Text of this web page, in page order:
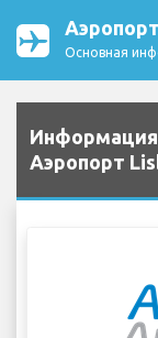
Основная
Информация
Аэропорт